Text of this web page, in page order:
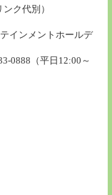
ク代別）
インメントホールデ
0888（平日12:00～